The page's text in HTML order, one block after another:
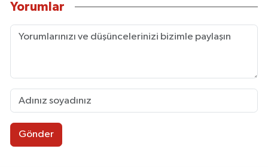
Yorumlar
Gönder